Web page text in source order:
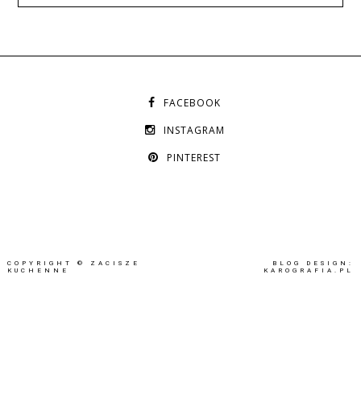
FACEBOOK
INSTAGRAM
PINTEREST
COPYRIGHT ©
ZACISZE
KUCHENNE
BLOG DESIGN:
KAROGRAFIA.PL